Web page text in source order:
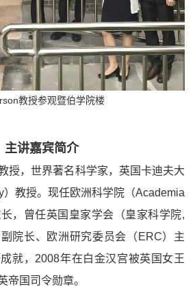
教授参观暨伯学院楼
主讲嘉宾简介
授，世界著名科学家，英国卡迪夫大
）教授。现任欧洲科学院（Academia
，曾任英国皇家学会（皇家科学院,
院长、欧洲研究委员会（ERC）主
就，2008年在白金汉宫被英国女王
帝国司令勋章。